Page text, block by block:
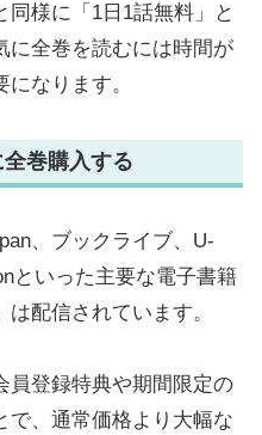
様に「1日1話無料」と
に全巻を読むには時間が
なります。
巻購入する
、ブックライブ、U-
といった主要な電子書籍
配信されています。
員登録特典や期間限定の
で、通常価格より大幅な